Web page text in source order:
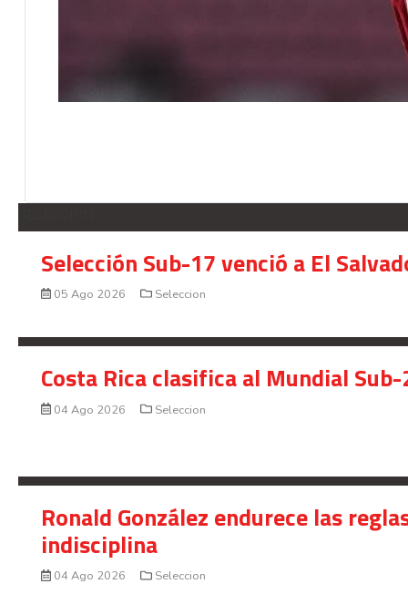
Selección Sub-17 venció a El
05 Ago 2026 Seleccion
Costa Rica clasifica al Mundial
04 Ago 2026 Seleccion
Ronald González endurece las
indisciplina
04 Ago 2026 Seleccion